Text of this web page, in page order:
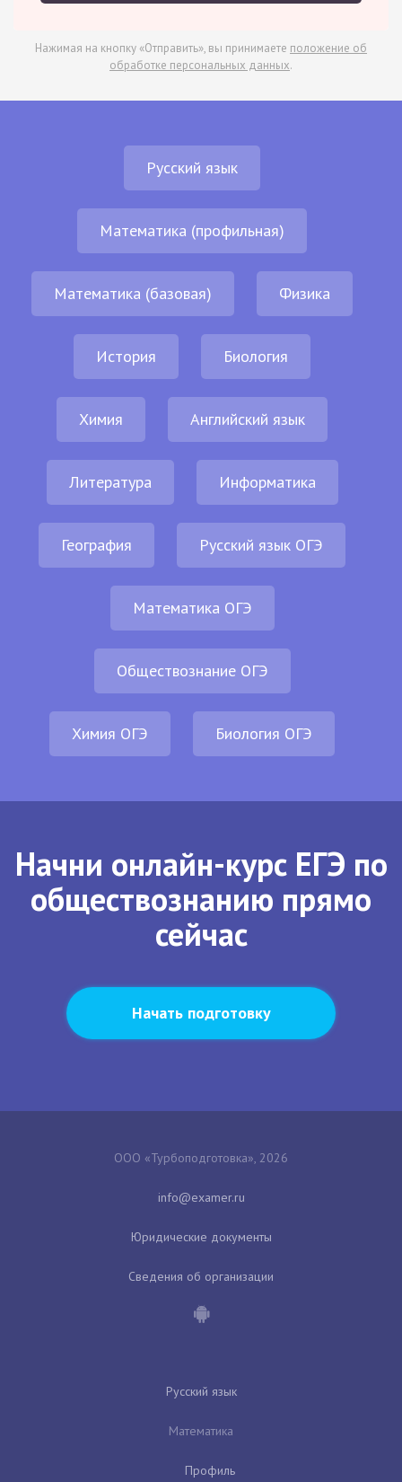
Нажимая на кнопку «Отправить», вы принимаете положение об
обработке персональных данных.
Русский язык
Математика (профильная)
Математика (базовая) Физика
История Биология
Химия Английский язык
Литература Информатика
География Русский язык ОГЭ
Математика ОГЭ
Обществознание ОГЭ
Химия ОГЭ Биология ОГЭ
Начни онлайн-курс ЕГЭ по
обществознанию прямо
сейчас
Начать подготовку
ООО «Турбоподготовка», 2026
Юридические документы
Сведения об организации
Русский язык
Математика
Профиль